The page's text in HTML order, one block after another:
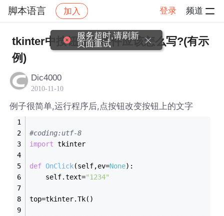
脚本语言 加入 登录 频道
社区 脚本语言 帖子详情
tkinter中按钮处理事件应该怎么写?(有示
例)
Dic4000
2010-11-10
例子很简单,运行程序后,点按钮改变按钮上的文字
#coding:utf-8
import tkinter
def OnClick(self,ev=None) :
    self.text=
"1234"
top=tkinter.Tk()
服务超时,请刷新
页面重试